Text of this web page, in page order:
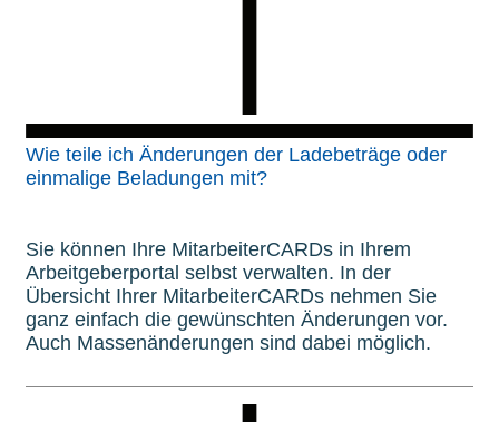
Wie teile ich Änderungen der Ladebeträge oder
einmalige Beladungen mit?
Sie können Ihre MitarbeiterCARDs in Ihrem
Arbeitgeberportal selbst verwalten. In der
Übersicht Ihrer MitarbeiterCARDs nehmen Sie
ganz einfach die gewünschten Änderungen vor.
Auch Massenänderungen sind dabei möglich.